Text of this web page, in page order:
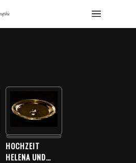
HOCHZEIT
HELENA UND…